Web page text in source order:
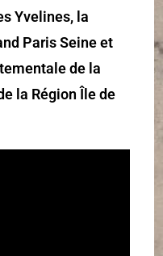
Yvelines, la
Paris Seine et
de la
la Région Île de